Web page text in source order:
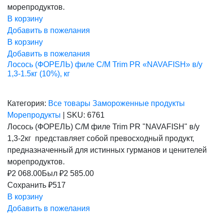
морепродуктов.
В корзину
Добавить в пожелания
В корзину
Добавить в пожелания
Лосось (ФОРЕЛЬ) филе С/М Trim PR «NAVAFISH» в/у
1,3-1.5кг (10%), кг
Категория: Все товары Замороженные продукты
Морепродукты
SKU: 6761
Лосось (ФОРЕЛЬ) С/М филе Trim PR "NAVAFISH" в/у
1,3-2кг представляет собой превосходный продукт,
предназначенный для истинных гурманов и ценителей
морепродуктов.
₽2 068.00Был ₽2 585.00
Сохранить ₽517
В корзину
Добавить в пожелания